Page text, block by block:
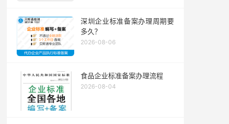
深圳企业标准备案办理周期要
多久？
2026-08-06
食品企业标准备案办理流程
2026-08-04